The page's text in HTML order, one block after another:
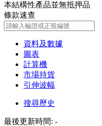
本結構性產品並無抵押品
條款速查
資料及數據
圖表
計算機
市場持貨
引伸波幅
搜尋歷史
最後更新時間: -